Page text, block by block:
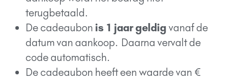
terugbetaald.
De cadeaubon is 1 jaar geldig vanaf de
datum van aankoop. Daarna vervalt de
code automatisch.
De cadeaubon heeft een waarde van €